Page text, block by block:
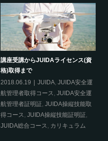
講座受講からJUIDAライセンス(資
格)取得まで
2018.06.19
JUIDA, JUIDA安全運
航管理者取得コース JUIDA安全運
航管理者証明証 JUIDA操縦技能取
得コース JUIDA操縦技能証明証
JUIDA総合コース
カリキュラム